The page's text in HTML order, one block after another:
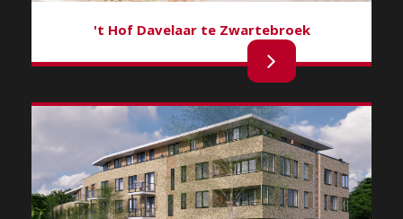
't Hof Davelaar te Zwartebroek